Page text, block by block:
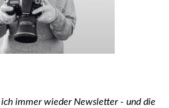
immer wieder Newsletter - und die